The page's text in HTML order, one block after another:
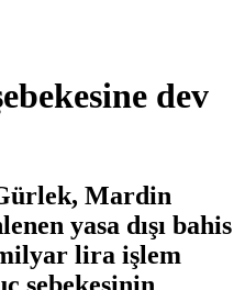
dev
Mardin
yasa dışı bahis
lira işlem